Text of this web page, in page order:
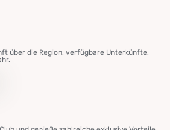
über die Region, verfügbare Unterkünfte,